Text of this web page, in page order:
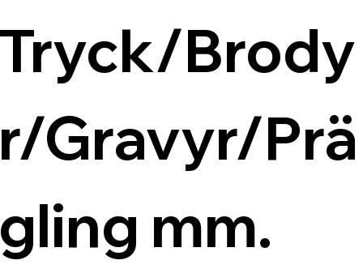
Brody
Gravyr/Prä
mm.